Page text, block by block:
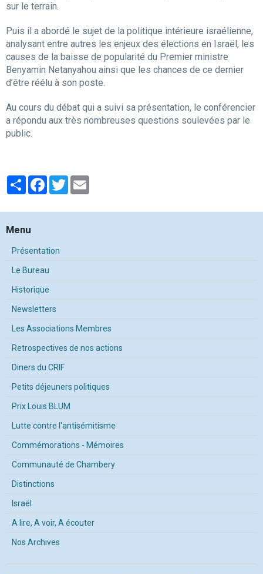
sur le terrain.
Puis il a abordé le sujet de la politique intérieure israélienne,
analysant entre autres les enjeux des élections en Israël, les
causes de la baisse de popularité du Premier ministre
Benyamin Netanyahou ainsi que les chances de ce dernier
d’être réélu à son poste.
Au cours du débat qui a suivi sa présentation, le conférencier
a répondu aux très nombreuses questions soulevées par le
public.
PartagerFacebook
Twitter
Menu
Présentation
Le Bureau
Historique
Newsletters
Les Associations Membres
Retrospectives de nos actions
Diners du CRIF
Petits déjeuners politiques
Prix Louis BLUM
Lutte contre l'antisémitisme
Commémorations - Mémoires
Communauté de Chambery
Distinctions
Israël
A lire, A voir, A écouter
Nos Archives